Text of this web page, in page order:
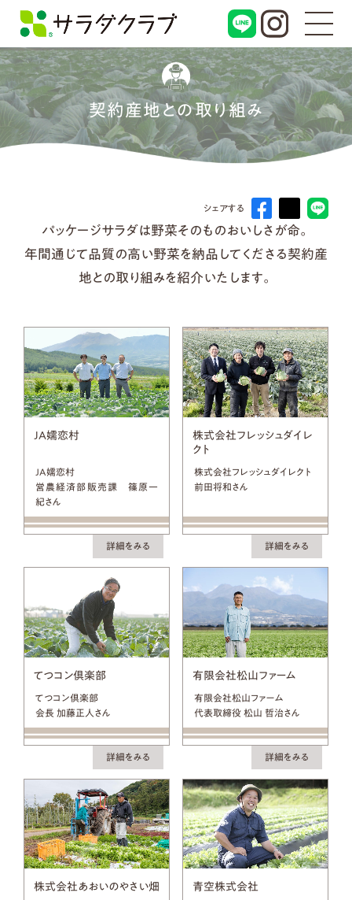
契約産地との取り組み
シェアする
パッケージサラダは野菜そのものおいしさが命。
年間通じて品質の高い野菜を納品してくださる契約産
地との取り組みを紹介いたします。
JA嬬恋村
JA嬬恋村
営農経済部販売課 篠原一
紀さん
詳細をみる
株式会社フレッシュダイレ
クト
株式会社フレッシュダイレクト
前田将和さん
詳細をみる
てつコン倶楽部
てつコン倶楽部
会長 加藤正人さん
詳細をみる
有限会社松山ファーム
有限会社松山ファーム
代表取締役 松山 哲治さん
詳細をみる
株式会社あおいのやさい畑 青空株式会社